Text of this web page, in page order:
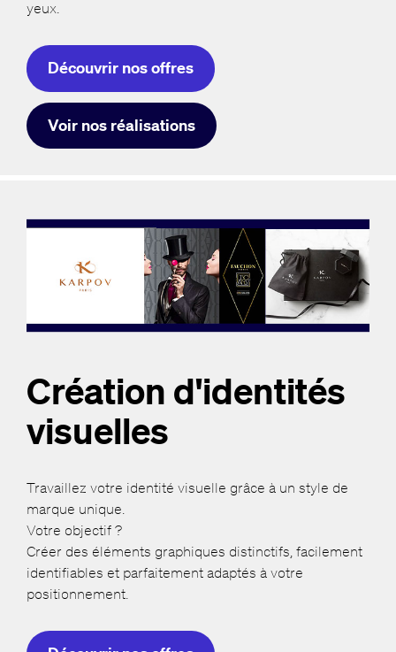
yeux.
Découvrir nos offres
Voir nos réalisations
Création d'identités
visuelles
Travaillez votre identité visuelle grâce à un style de
marque unique.
Votre objectif ?
Créer des éléments graphiques distinctifs, facilement
identifiables et parfaitement adaptés à votre
positionnement.